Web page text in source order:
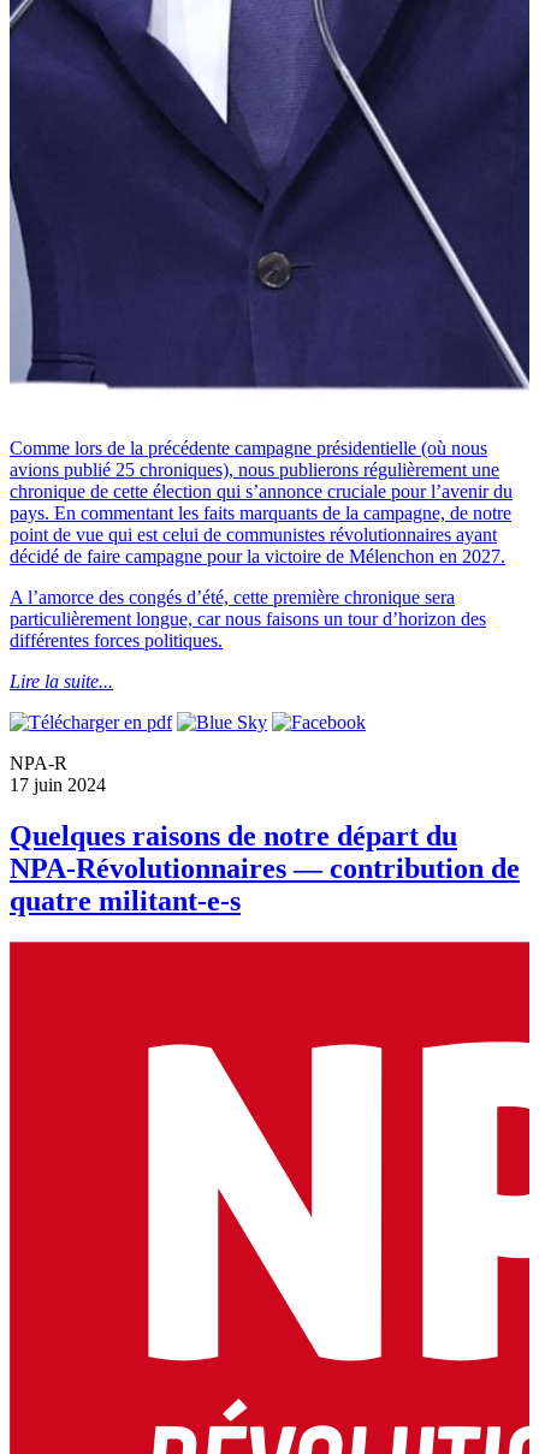
Comme lors de la précédente campagne présidentielle (où nous
avions publié 25 chroniques), nous publierons régulièrement une
chronique de cette élection qui s’annonce cruciale pour l’avenir du
pays. En commentant les faits marquants de la campagne, de notre
point de vue qui est celui de communistes révolutionnaires ayant
décidé de faire campagne pour la victoire de Mélenchon en 2027.
A l’amorce des congés d’été, cette première chronique sera
particulièrement longue, car nous faisons un tour d’horizon des
différentes forces politiques.
Lire la suite...
NPA-R
17 juin 2024
Quelques raisons de notre départ du
NPA-Révolutionnaires — contribution de
quatre militant-e-s